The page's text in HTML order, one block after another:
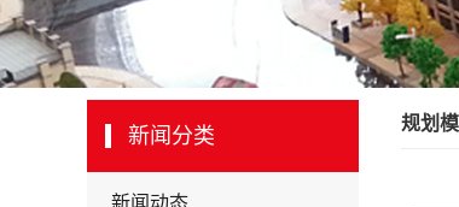
新闻分类
新闻动态
规划